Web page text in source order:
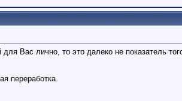
Вас лично, то это далеко не показатель
переработка.